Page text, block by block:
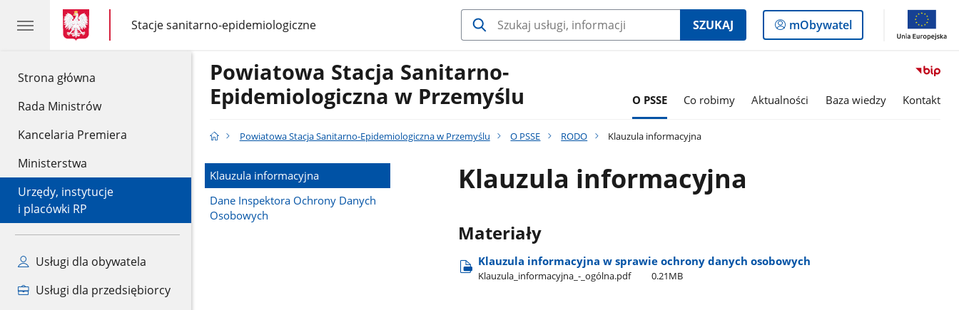
Strona główna
Rada Ministrów
Kancelaria Premiera
Ministerstwa
Urzędy, instytucje
i placówki RP
Usługi dla obywatela
Usługi dla przedsiębiorcy
gov.pl
gov.pl
Stacje sanitarno-epidemiologiczne
gov.pl
Stacje
sanitarno-
epidemiologiczne
SZUKAJ
Logowanie
do
mObywatel
Powiatowa Stacja Sanitarno-
Epidemiologiczna w Przemyślu
O PSSE Co robimy Aktualności Baza wiedzy Kontakt
Powiatowa Stacja Sanitarno-Epidemiologiczna w Przemyślu O PSSE RODO Klauzula informacyjna
Klauzula informacyjna
Dane Inspektora Ochrony Danych
Osobowych
Klauzula informacyjna
Materiały
Klauzula informacyjna w sprawie ochrony danych osobowych
Klauzula​_informacyjna​_-​_ogólna.pdf 0.21MB